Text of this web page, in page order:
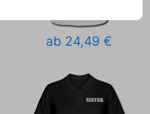
ab 24,49 €